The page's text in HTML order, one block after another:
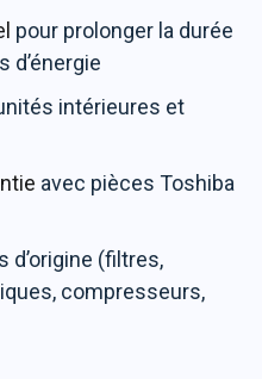
pour prolonger la durée
d’énergie
intérieures et
avec pièces Toshiba
d’origine (filtres,
compresseurs,